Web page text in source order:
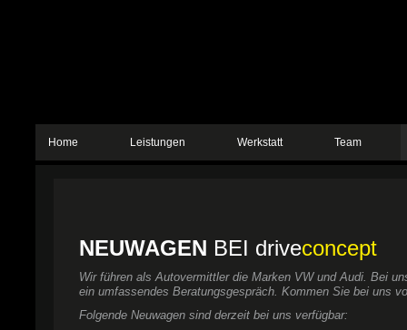
Home Leistungen Werkstatt Team
NEUWAGEN BEI driveconcept
Wir führen als Autovermittler die Marken VW und Audi. Bei
ein umfassendes Beratungsgespräch. Kommen Sie bei uns
Folgende Neuwagen sind derzeit bei uns verfügbar: